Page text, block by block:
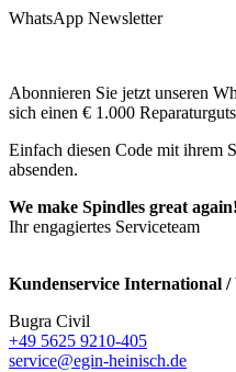
WhatsApp Newsletter
Abonnieren Sie jetzt unseren
sich einen € 1.000
Einfach diesen Code mit ihrem
absenden.
We make Spindles great again!
Ihr engagiertes Serviceteam
Kundenservice International /
Bugra Civil
+49 5625 9210-405
service@egin-heinisch.de